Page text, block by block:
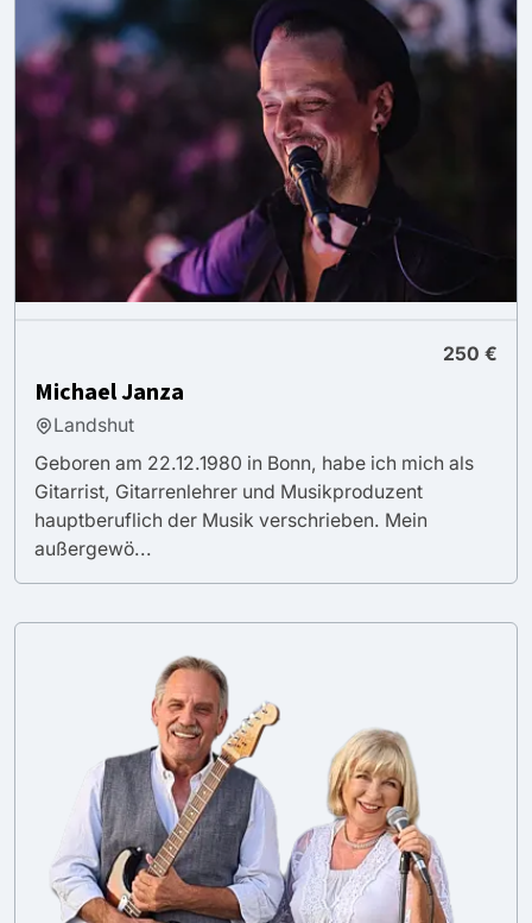
250 €
Michael Janza
Landshut
Geboren am 22.12.1980 in Bonn, habe ich mich als
Gitarrist, Gitarrenlehrer und Musikproduzent
hauptberuflich der Musik verschrieben. Mein
außergewö...